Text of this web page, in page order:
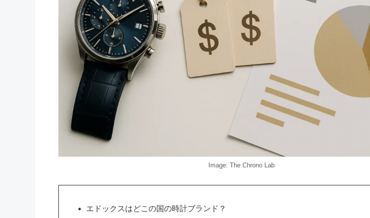
Image: The Chrono Lab
エドックスはどこの国の時計ブランド？